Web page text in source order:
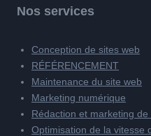
Nos services
Conception de sites web
RÉFÉRENCEMENT
Maintenance du site web
Marketing numérique
Rédaction et marketing de
Optimisation de la vitesse